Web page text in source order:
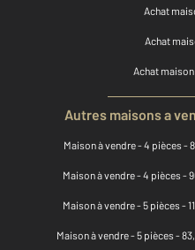
Achat
Achat
Achat maison
Autres maisons a
Maison à vendre - 4 pièces -
Maison à vendre - 4 pièces -
Maison à vendre - 5 pièces -
Maison à vendre - 5 pièces -